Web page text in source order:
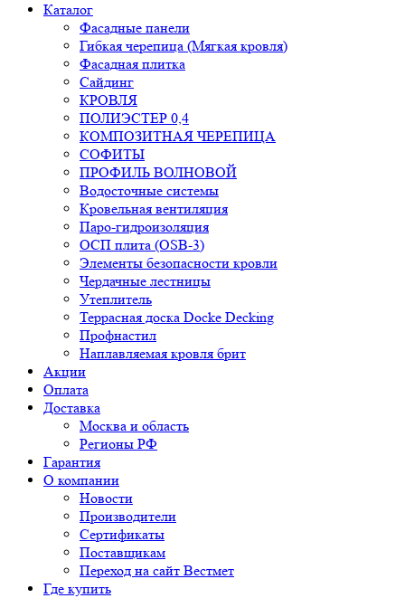
Каталог
Фасадные панели
Гибкая черепица (Мягкая кровля)
Фасадная плитка
Сайдинг
КРОВЛЯ
ПОЛИЭСТЕР 0,4
КОМПОЗИТНАЯ ЧЕРЕПИЦА
СОФИТЫ
ПРОФИЛЬ ВОЛНОВОЙ
Водосточные системы
Кровельная вентиляция
Паро-гидроизоляция
ОСП плита (OSB-3)
Элементы безопасности кровли
Чердачные лестницы
Утеплитель
Террасная доска Docke Decking
Профнастил
Наплавляемая кровля брит
Акции
Оплата
Доставка
Москва и область
Регионы РФ
Гарантия
О компании
Новости
Производители
Сертификаты
Поставщикам
Переход на сайт Вестмет
Где купить